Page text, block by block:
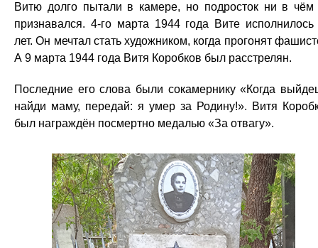
Витю долго пытали в камере, но подросток ни в чём
признавался. 4-го марта 1944 года Вите исполнилось
лет. Он мечтал стать художником, когда прогонят
А 9 марта 1944 года Витя Коробков был расстрелян.
Последние его слова были сокамернику «Когда
найди маму, передай: я умер за Родину!». Витя
был награждён посмертно медалью «За отвагу».